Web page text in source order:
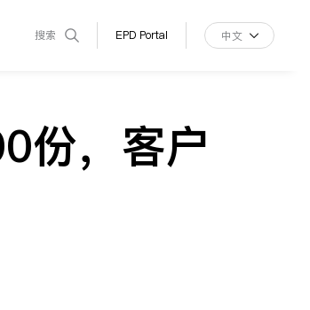
搜索 EPD Portal 中文
份，客户